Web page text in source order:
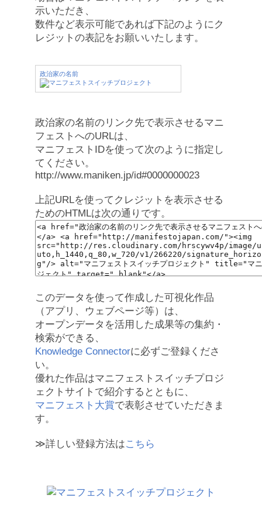
示いただき、
数件など表示可能であれば下記のようにク
レジットの表記をお願いいたします。
政治家の名前
政治家の名前のリンク先で表示させるマニ
フェストへのURLは、
マニフェストIDを使って次のように指定し
てください。
http://www.maniken.jp/id#0000000023
上記URLを使ってクレジットを表示させる
ためのHTMLは次の通りです。
このデータを使って作成した可視化作品
（アプリ、ウェブページ等）は、
オープンデータを活用した成果等の集約・
検索ができる、
Knowledge Connectorに必ずご登録くださ
い。
優れた作品はマニフェストスイッチプロジ
ェクトサイトで紹介するとともに、
マニフェスト大賞で表彰させていただきま
す。
≫詳しい登録方法はこちら